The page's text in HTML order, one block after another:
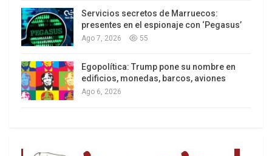
Los latinos le van dando la espalda a Trump
Servicios secretos de Marruecos:
presentes en el espionaje con ‘Pegasus’
Ago 7, 2026 55
Egopolítica: Trump pone su nombre en
edificios, monedas, barcos, aviones
Ago 6, 2026